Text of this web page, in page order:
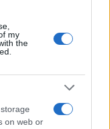
my
the
on web or